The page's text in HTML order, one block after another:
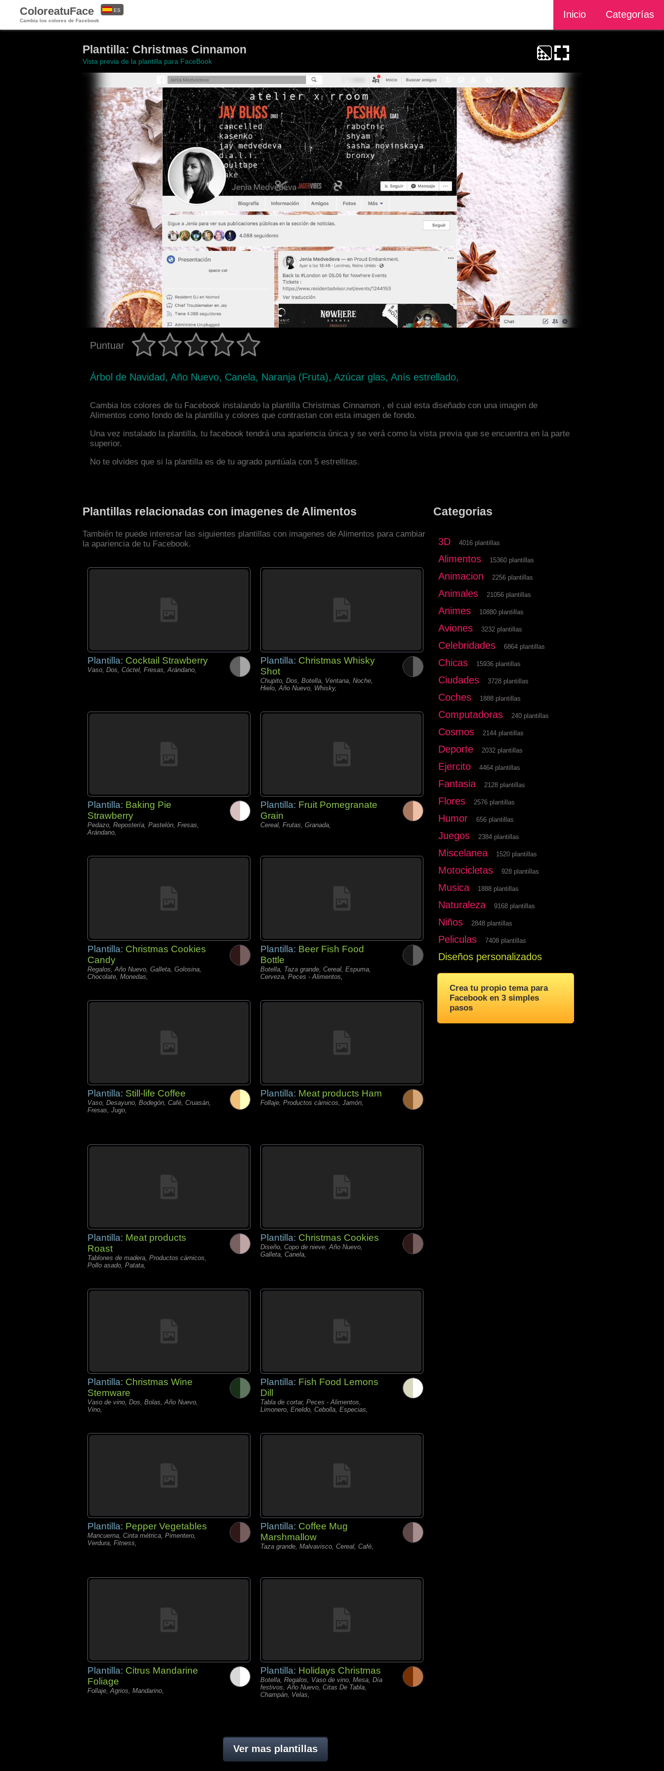
ColoreatuFace
Cambia los colores de Facebook
Inicio Categorías
ES
Plantilla: Christmas Cinnamon
Vista previa de la plantilla para FaceBook
Puntuar
Árbol de Navidad, Año Nuevo, Canela, Naranja (Fruta), Azúcar glas, Anís estrellado,
Cambia los colores de tu Facebook instalando la plantilla Christmas Cinnamon , el cual esta diseñado con una imagen de
Alimentos como fondo de la plantilla y colores que contrastan con esta imagen de fondo.
Una vez instalado la plantilla, tu facebook tendrá una apariencia única y se verá como la vista previa que se encuentra en la parte
superior.
No te olvides que si la plantilla es de tu agrado puntúala con 5 estrellitas.
Plantillas relacionadas con imagenes de Alimentos
También te puede interesar las siguientes plantillas con imagenes de Alimentos para cambiar
la apariencia de tu Facebook.
Plantilla: Cocktail Strawberry
Vaso, Dos, Cóctel, Fresas, Arándano,
Plantilla: Christmas Whisky
Shot
Chupito, Dos, Botella, Ventana, Noche,
Hielo, Año Nuevo, Whisky,
Plantilla: Baking Pie
Strawberry
Pedazo, Repostería, Pastelón, Fresas,
Arándano,
Plantilla: Fruit Pomegranate
Grain
Cereal, Frutas, Granada,
Plantilla: Christmas Cookies
Candy
Regalos, Año Nuevo, Galleta, Golosina,
Chocolate, Monedas,
Plantilla: Beer Fish Food
Bottle
Botella, Taza grande, Cereal, Espuma,
Cerveza, Peces - Alimentos,
Plantilla: Still-life Coffee
Vaso, Desayuno, Bodegón, Café, Cruasán,
Fresas, Jugo,
Plantilla: Meat products Ham
Follaje, Productos càrnicos, Jamón,
Plantilla: Meat products
Roast
Tablones de madera, Productos càrnicos,
Pollo asado, Patata,
Plantilla: Christmas Cookies
Diseño, Copo de nieve, Año Nuevo,
Galleta, Canela,
Plantilla: Christmas Wine
Stemware
Vaso de vino, Dos, Bolas, Año Nuevo,
Vino,
Plantilla: Fish Food Lemons
Dill
Tabla de cortar, Peces - Alimentos,
Limonero, Eneldo, Cebolla, Especias,
Plantilla: Pepper Vegetables
Mancuerna, Cinta métrica, Pimentero,
Verdura, Fitness,
Plantilla: Coffee Mug
Marshmallow
Taza grande, Malvavisco, Cereal, Café,
Plantilla: Citrus Mandarine
Foliage
Follaje, Agrios, Mandarino,
Plantilla: Holidays Christmas
Botella, Regalos, Vaso de vino, Mesa, Día
festivos, Año Nuevo, Citas De Tabla,
Champán, Velas,
Ver mas plantillas
Categorias
3D 4016 plantillas
Alimentos 15360 plantillas
Animacion 2256 plantillas
Animales 21056 plantillas
Animes 10880 plantillas
Aviones 3232 plantillas
Celebridades 6864 plantillas
Chicas 15936 plantillas
Ciudades 3728 plantillas
Coches 1888 plantillas
Computadoras 240 plantillas
Cosmos 2144 plantillas
Deporte 2032 plantillas
Ejercito 4464 plantillas
Fantasia 2128 plantillas
Flores 2576 plantillas
Humor 656 plantillas
Juegos 2384 plantillas
Miscelanea 1520 plantillas
Motocicletas 928 plantillas
Musica 1888 plantillas
Naturaleza 9168 plantillas
Niños 2848 plantillas
Peliculas 7408 plantillas
Diseños personalizados
Crea tu propio tema para
Facebook en 3 simples
pasos